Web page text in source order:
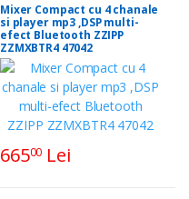
Mixer Compact cu 4 chanale
si player mp3 ,DSP multi-
efect Bluetooth ZZIPP
ZZMXBTR4 47042
66500 Lei